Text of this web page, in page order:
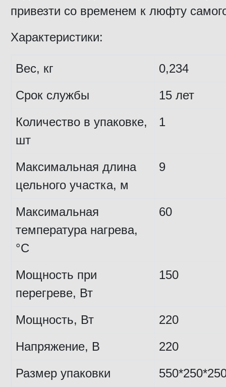
привезти со временем к люфту
Характеристики:
Вес, кг
0,234
Срок службы
15 лет
Количество в упаковке,
шт
1
Максимальная длина
цельного участка, м
9
Максимальная
температура нагрева,
°С
60
Мощность при
перегреве, Вт
150
Мощность, Вт
220
Напряжение, В
220
Размер упаковки